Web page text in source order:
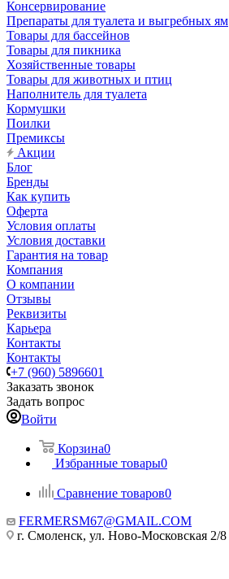
Консервирование
Препараты для туалета и выгребных ям
Товары для бассейнов
Товары для пикника
Хозяйственные товары
Товары для животных и птиц
Наполнитель для туалета
Кормушки
Поилки
Премиксы
Акции
Блог
Бренды
Как купить
Оферта
Условия оплаты
Условия доставки
Гарантия на товар
Компания
О компании
Отзывы
Реквизиты
Карьера
Контакты
Контакты
+7 (960) 5896601
Заказать звонок
Задать вопрос
Войти
Корзина0
Избранные товары0
Сравнение товаров0
FERMERSM67@GMAIL.COM
г. Смоленск, ул. Ново-Московская 2/8